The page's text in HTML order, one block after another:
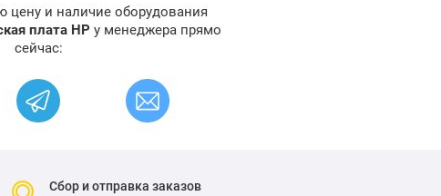
цену и наличие оборудования
плата HP у менеджера прямо
сейчас:
Сбор и отправка заказов